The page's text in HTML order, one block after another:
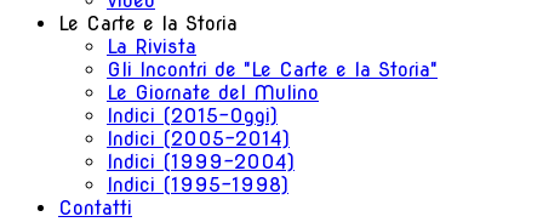
Le Carte e la Storia
La Rivista
Gli Incontri de "Le Carte e la Storia"
Le Giornate del Mulino
Indici (2015-Oggi)
Indici (2005-2014)
Indici (1999-2004)
Indici (1995-1998)
Contatti